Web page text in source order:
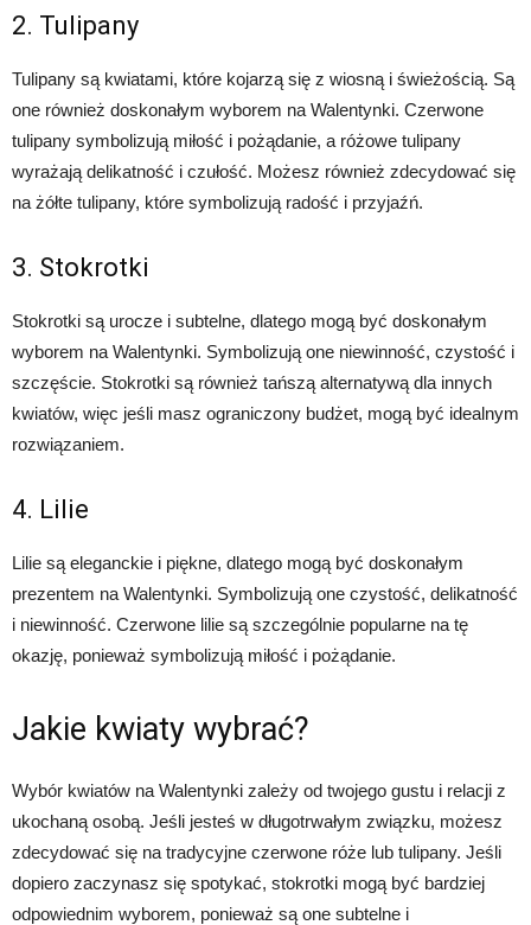
2. Tulipany
Tulipany są kwiatami, które kojarzą się z wiosną i świeżością. Są
one również doskonałym wyborem na Walentynki. Czerwone
tulipany symbolizują miłość i pożądanie, a różowe tulipany
wyrażają delikatność i czułość. Możesz również zdecydować się
na żółte tulipany, które symbolizują radość i przyjaźń.
3. Stokrotki
Stokrotki są urocze i subtelne, dlatego mogą być doskonałym
wyborem na Walentynki. Symbolizują one niewinność, czystość i
szczęście. Stokrotki są również tańszą alternatywą dla innych
kwiatów, więc jeśli masz ograniczony budżet, mogą być idealnym
rozwiązaniem.
4. Lilie
Lilie są eleganckie i piękne, dlatego mogą być doskonałym
prezentem na Walentynki. Symbolizują one czystość, delikatność
i niewinność. Czerwone lilie są szczególnie popularne na tę
okazję, ponieważ symbolizują miłość i pożądanie.
Jakie kwiaty wybrać?
Wybór kwiatów na Walentynki zależy od twojego gustu i relacji z
ukochaną osobą. Jeśli jesteś w długotrwałym związku, możesz
zdecydować się na tradycyjne czerwone róże lub tulipany. Jeśli
dopiero zaczynasz się spotykać, stokrotki mogą być bardziej
odpowiednim wyborem, ponieważ są one subtelne i